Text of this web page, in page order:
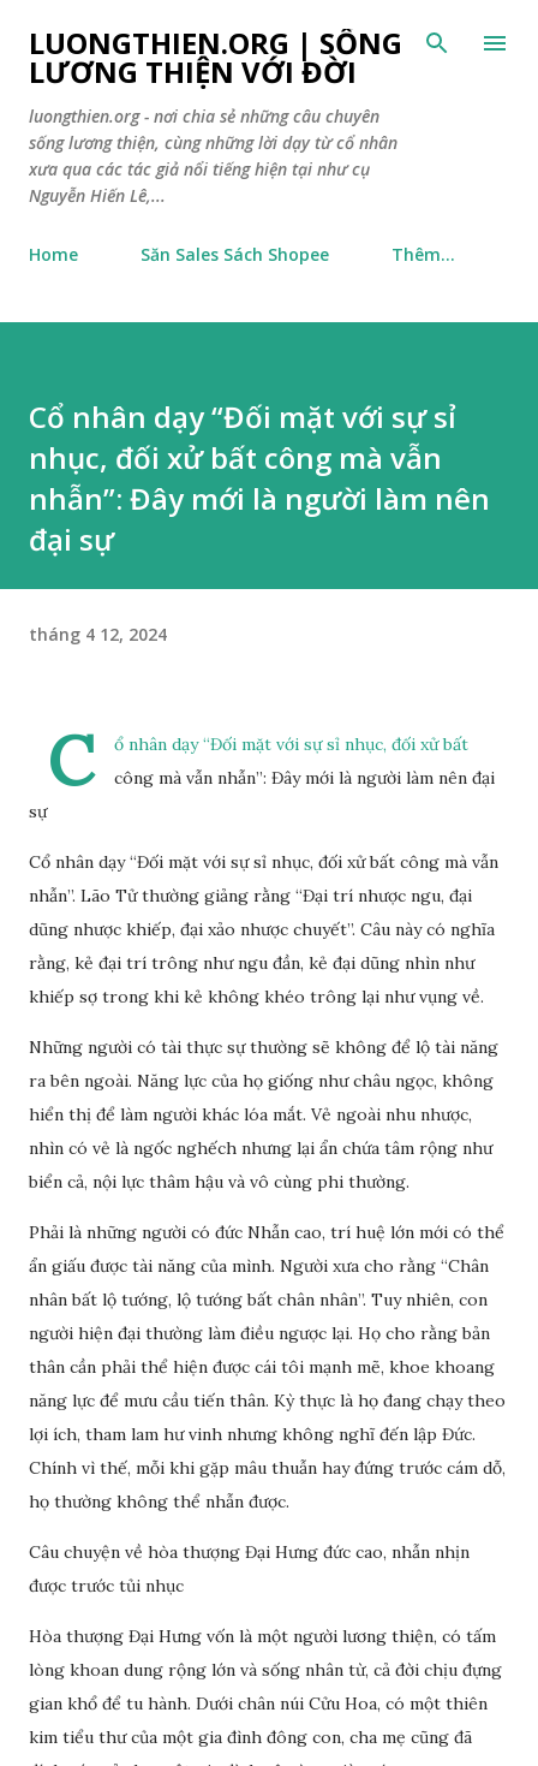
Chuyển đến nội dung chính
LUONGTHIEN.ORG | SỐNG
LƯƠNG THIỆN VỚI ĐỜI
luongthien.org - nơi chia sẻ những câu chuyên
sống lương thiện, cùng những lời dạy từ cổ nhân
xưa qua các tác giả nổi tiếng hiện tại như cụ
Nguyễn Hiến Lê,...
Home Săn Sales Sách Shopee Thêm…
Cổ nhân dạy “Đối mặt với sự sỉ
nhục, đối xử bất công mà vẫn
nhẫn”: Đây mới là người làm nên
đại sự
tháng 4 12, 2024
C
ổ nhân dạy “Đối mặt với sự sỉ nhục, đối xử bất
công mà vẫn nhẫn”: Đây mới là người làm nên đại
sự
Cổ nhân dạy “Đối mặt với sự sỉ nhục, đối xử bất công mà vẫn
nhẫn”. Lão Tử thường giảng rằng “Đại trí nhược ngu, đại
dũng nhược khiếp, đại xảo nhược chuyết”. Câu này có nghĩa
rằng, kẻ đại trí trông như ngu đần, kẻ đại dũng nhìn như
khiếp sợ trong khi kẻ không khéo trông lại như vụng về.
Những người có tài thực sự thường sẽ không để lộ tài năng
ra bên ngoài. Năng lực của họ giống như châu ngọc, không
hiển thị để làm người khác lóa mắt. Vẻ ngoài nhu nhược,
nhìn có vẻ là ngốc nghếch nhưng lại ẩn chứa tâm rộng như
biển cả, nội lực thâm hậu và vô cùng phi thường.
Phải là những người có đức Nhẫn cao, trí huệ lớn mới có thể
ẩn giấu được tài năng của mình. Người xưa cho rằng “Chân
nhân bất lộ tướng, lộ tướng bất chân nhân”. Tuy nhiên, con
người hiện đại thường làm điều ngược lại. Họ cho rằng bản
thân cần phải thể hiện được cái tôi mạnh mẽ, khoe khoang
năng lực để mưu cầu tiến thân. Kỳ thực là họ đang chạy theo
lợi ích, tham lam hư vinh nhưng không nghĩ đến lập Đức.
Chính vì thế, mỗi khi gặp mâu thuẫn hay đứng trước cám dỗ,
họ thường không thể nhẫn được.
Câu chuyện về hòa thượng Đại Hưng đức cao, nhẫn nhịn
được trước tủi nhục
Hòa thượng Đại Hưng vốn là một người lương thiện, có tấm
lòng khoan dung rộng lớn và sống nhân từ, cả đời chịu đựng
gian khổ để tu hành. Dưới chân núi Cửu Hoa, có một thiên
kim tiểu thư của một gia đình đông con, cha mẹ cũng đã